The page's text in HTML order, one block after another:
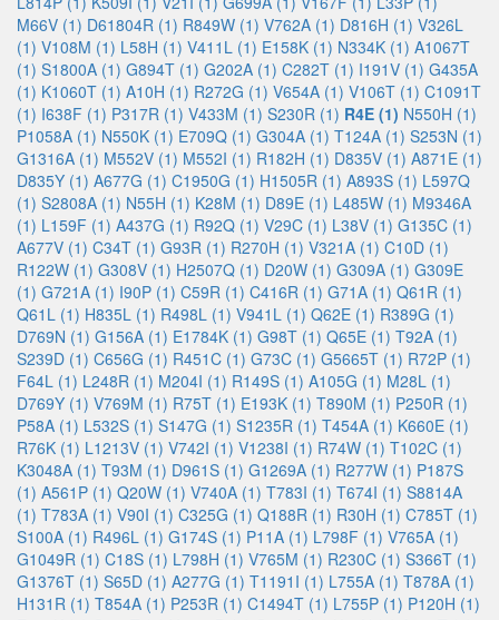
M66V (1) D61804R (1) R849W (1) V762A (1) D816H (1) V326L
(1) V108M (1) L58H (1) V411L (1) E158K (1) N334K (1) A1067T
(1) S1800A (1) G894T (1) G202A (1) C282T (1) I191V (1) G435A
(1) K1060T (1) A10H (1) R272G (1) V654A (1) V106T (1) C1091T
(1) I638F (1) P317R (1) V433M (1) S230R (1) R4E (1) N550H (1)
P1058A (1) N550K (1) E709Q (1) G304A (1) T124A (1) S253N (1)
G1316A (1) M552V (1) M552I (1) R182H (1) D835V (1) A871E (1)
D835Y (1) A677G (1) C1950G (1) H1505R (1) A893S (1) L597Q
(1) S2808A (1) N55H (1) K28M (1) D89E (1) L485W (1) M9346A
(1) L159F (1) A437G (1) R92Q (1) V29C (1) L38V (1) G135C (1)
A677V (1) C34T (1) G93R (1) R270H (1) V321A (1) C10D (1)
R122W (1) G308V (1) H2507Q (1) D20W (1) G309A (1) G309E
(1) G721A (1) I90P (1) C59R (1) C416R (1) G71A (1) Q61R (1)
Q61L (1) H835L (1) R498L (1) V941L (1) Q62E (1) R389G (1)
D769N (1) G156A (1) E1784K (1) G98T (1) Q65E (1) T92A (1)
S239D (1) C656G (1) R451C (1) G73C (1) G5665T (1) R72P (1)
F64L (1) L248R (1) M204I (1) R149S (1) A105G (1) M28L (1)
D769Y (1) V769M (1) R75T (1) E193K (1) T890M (1) P250R (1)
P58A (1) L532S (1) S147G (1) S1235R (1) T454A (1) K660E (1)
R76K (1) L1213V (1) V742I (1) V1238I (1) R74W (1) T102C (1)
K3048A (1) T93M (1) D961S (1) G1269A (1) R277W (1) P187S
(1) A561P (1) Q20W (1) V740A (1) T783I (1) T674I (1) S8814A
(1) T783A (1) V90I (1) C325G (1) Q188R (1) R30H (1) C785T (1)
S100A (1) R496L (1) G174S (1) P11A (1) L798F (1) V765A (1)
G1049R (1) C18S (1) L798H (1) V765M (1) R230C (1) S366T (1)
G1376T (1) S65D (1) A277G (1) T1191I (1) L755A (1) T878A (1)
H131R (1) T854A (1) P253R (1) C1494T (1) L755P (1) P120H (1)